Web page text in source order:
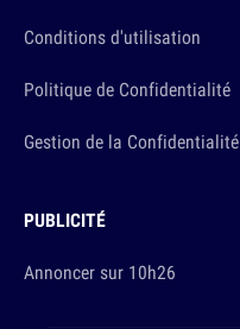
Conditions d'utilisation
Politique de Confidentialité
Gestion de la Confidentialité
PUBLICITÉ
Annoncer sur 10h26